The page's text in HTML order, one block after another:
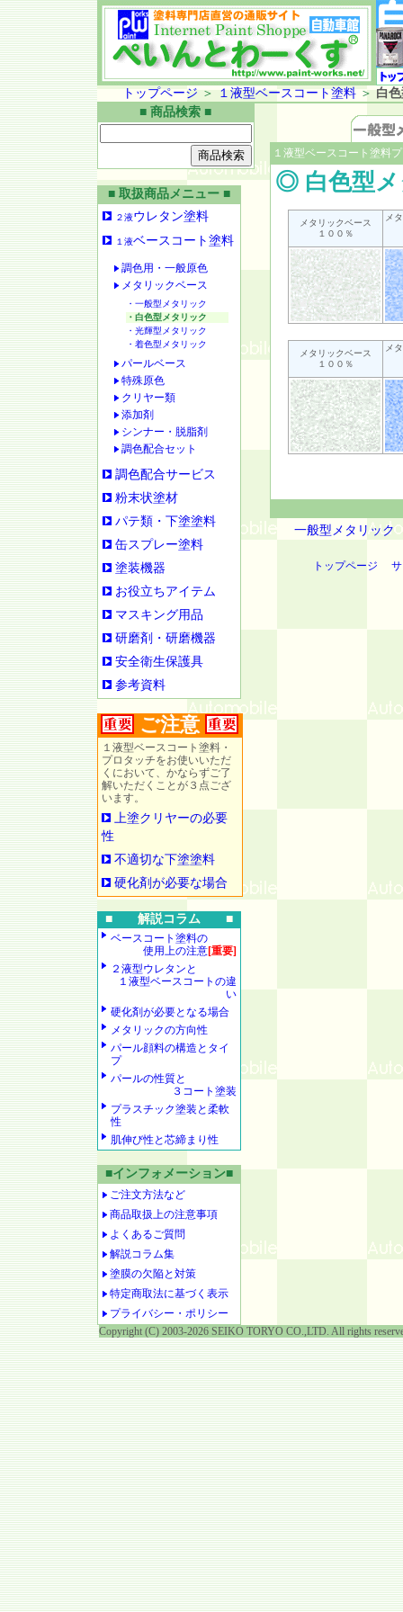
トップページ ＞ １液型ベースコート塗料＞ 白
■ 商品検索 ■
■ 取扱商品メニュー ■
２液ウレタン塗料
１液ベースコート塗料
調色用・一般原色
メタリックベース
・一般型メタリック
・白色型メタリック
・光輝型メタリック
・着色型メタリック
パールベース
特殊原色
クリヤー類
添加剤
シンナー・脱脂剤
調色配合セット
調色配合サービス
粉末状塗材
パテ類・下塗塗料
缶スプレー塗料
塗装機器
お役立ちアイテム
マスキング用品
研磨剤・研磨機器
安全衛生保護具
参考資料
ご注意
１液型ベースコート塗料・
プロタッチをお使いいただ
くにおいて、かならずご了
解いただくことが３点ござ
います。
上塗クリヤーの必要
性
不適切な下塗塗料
硬化剤が必要な場合
■ 解説コラム ■
ベースコート塗料の
使用上の注意[重要]
２液型ウレタンと
１液型ベースコートの違
い
硬化剤が必要となる場合
メタリックの方向性
パール顔料の構造とタイ
プ
パールの性質と
３コート塗装
プラスチック塗装と柔軟
性
肌伸び性と芯締まり性
■インフォメーション■
ご注文方法など
商品取扱上の注意事項
よくあるご質問
解説コラム集
塗膜の欠陥と対策
特定商取法に基づく表示
プライバシー・ポリシー
１液型ベースコート塗料
◎ 白色型
メタリックベース
１００％
メ
メタリックベース
１００％
メ
一般型メタリック
トップページ
Copyright (C) 2003-2026 SEIKO TORYO CO.,LTD. All rights